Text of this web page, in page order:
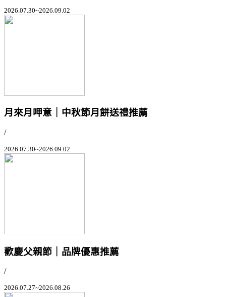
2026.07.30~2026.09.02
月來月呷意｜中秋節月餅送禮推薦
/
2026.07.30~2026.09.02
歡慶父親節｜品牌優惠推薦
/
2026.07.27~2026.08.26